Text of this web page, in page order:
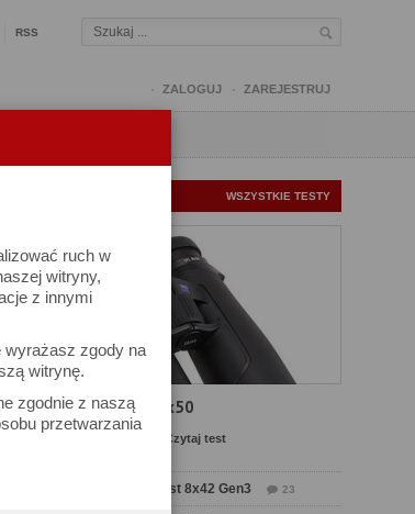
ruch w
witryny,
z innymi
wyrażasz zgody na
witrynę.
zgodnie z naszą
przetwarzania
RSS
ZALOGUJ ZAREJESTRUJ
WSZYSTKIE TESTY
Test Carl Zeiss SFL 8x50
Czytaj test
Test Delta Optical Forest 8x42 Gen3 23